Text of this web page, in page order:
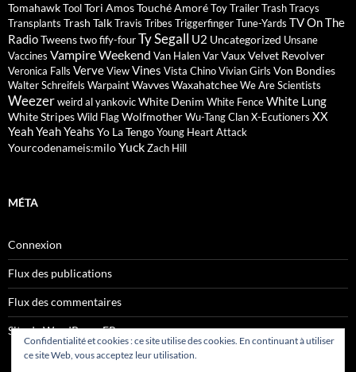
TomahawkToolTori AmosTouché AmoréToyTrailer Trash Tracys
Transplants Trash TalkTravis Tribes TriggerfingerTune-Yards TV On The
RadioTweenstwo fify-fourTy Segall U2 Uncategorized Unsane
Vaccines Vampire Weekend Van HalenVarVauxVelvet Revolver
Veronica Falls VerveViewVines Vista ChinoVivian Girls Von Bondies
Walter Schreifels WarpaintWavvesWaxahatcheeWe Are Scientists
Weezerweird al yankovicWhite Denim White FenceWhite Lung
White StripesWild FlagWolfmotherWu-Tang ClanX-Ecutioners XX
Yeah Yeah Yeahs Yo La TengoYoung Heart Attack
Yourcodenameis:miloYuckZach Hill
MÉTA
Connexion
Flux des publications
Flux des commentaires
Site de WordPress-FR
Confidentialité et cookies : ce site utilise des cookies. En continuant à utiliser
ce site Web, vous acceptez leur utilisation.